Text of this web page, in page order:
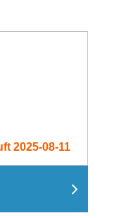
2025-08-11